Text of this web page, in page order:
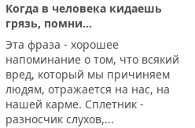
Когда в человека кидаешь
грязь, помни...
Эта фраза - хорошее
напоминание о том, что всякий
вред, который мы причиняем
людям, отражается на нас, на
нашей карме. Сплетник -
разносчик слухов,...